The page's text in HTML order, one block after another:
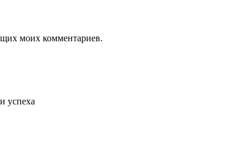
моих комментариев.
успеха